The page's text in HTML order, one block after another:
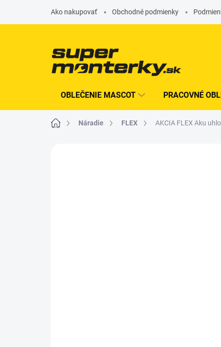
obsah
Ako nakupovať Obchodné podmienky
OBLEČENIE MASCOT PRACOVNÉ
Domovnáradie FLEX AKCIA FLEX Aku